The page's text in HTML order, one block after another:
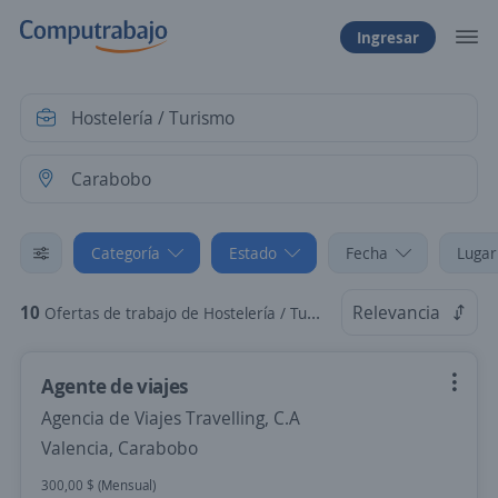
Ingresar
Categoría Estado Fecha
10 Ofertas de trabajo de Hostelería / Turismo en Carabobo Relevancia
Agente de viajes
Agencia de Viajes Travelling, C.A
Valencia, Carabobo
300,00 $ (Mensual)